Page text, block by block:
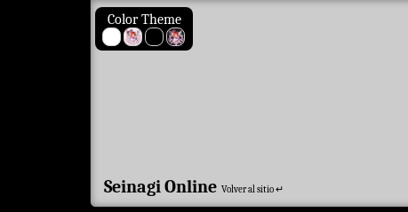
Color Theme
Seinagi Online Volver al sitio ↵